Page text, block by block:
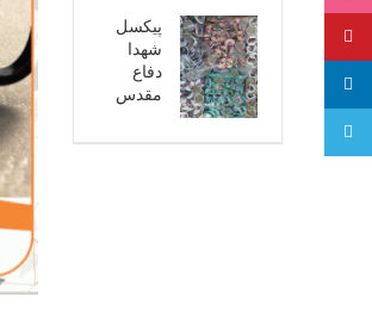
پیکسل
شهدا
دفاع
مقدس
پینترست
لینکدین
تلگرام